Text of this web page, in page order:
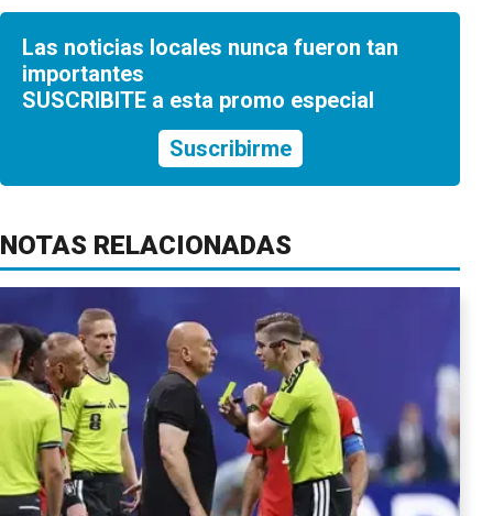
Las noticias locales nunca fueron tan
importantes
SUSCRIBITE a esta promo especial
Suscribirme
NOTAS RELACIONADAS